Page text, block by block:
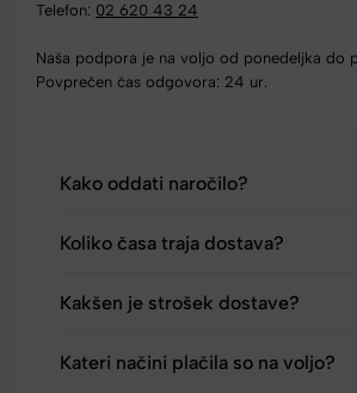
Telefon: 02 620 43 24
Naša podpora je na voljo od ponedeljka do
Povprečen čas odgovora: 24 ur.
Kako oddati naročilo?
Koliko časa traja dostava?
Kakšen je strošek dostave?
Kateri načini plačila so na voljo?